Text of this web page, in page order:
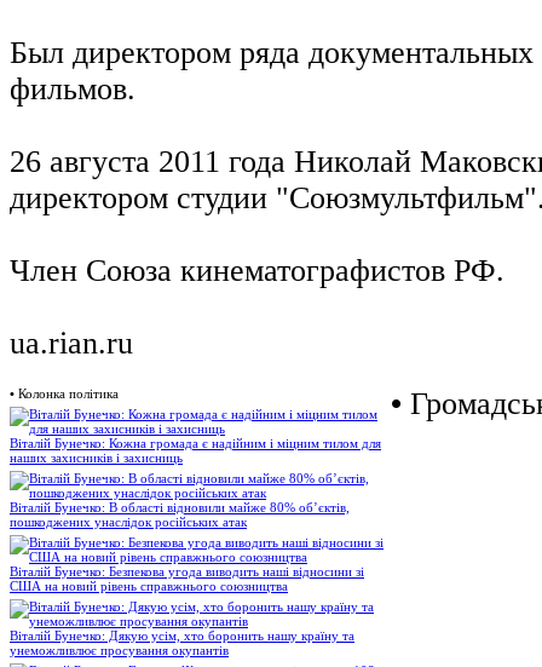
Был директором ряда
фильмов.
26 августа 2011 года Николай
директором студии
Член Союза кинематографистов РФ.
ua.rian.ru
• Колонка політика
Віталій Бунечко: Кожна громада є надійним і міцним тилом для
наших захисників і захисниць
Віталій Бунечко: В області відновили майже 80% об’єктів,
пошкоджених унаслідок російських атак
Віталій Бунечко: Безпекова угода виводить наші відносини зі
США на новий рівень справжнього союзництва
Віталій Бунечко: Дякую усім, хто боронить нашу країну та
унеможливлює просування окупантів
•